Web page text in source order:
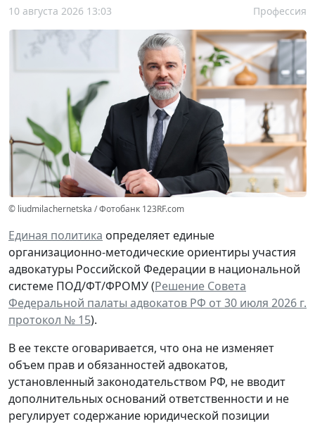
10 августа 2026 13:03 Профессия
© liudmilachernetska / Фотобанк 123RF.com
Единая политика определяет единые
организационно-методические ориентиры участия
адвокатуры Российской Федерации в национальной
системе ПОД/ФТ/ФРОМУ (Решение Совета
Федеральной палаты адвокатов РФ от 30 июля 2026 г.
протокол № 15).
В ее тексте оговаривается, что она не изменяет
объем прав и обязанностей адвокатов,
установленный законодательством РФ, не вводит
дополнительных оснований ответственности и не
регулирует содержание юридической позиции